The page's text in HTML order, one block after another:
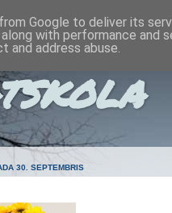
30. SEPTEMBRIS
Google to deliver its
with performance
address abuse.